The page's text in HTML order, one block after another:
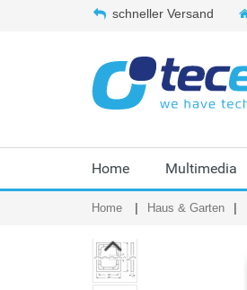
schneller Versand
Home Multimedia
Home Haus & Garten